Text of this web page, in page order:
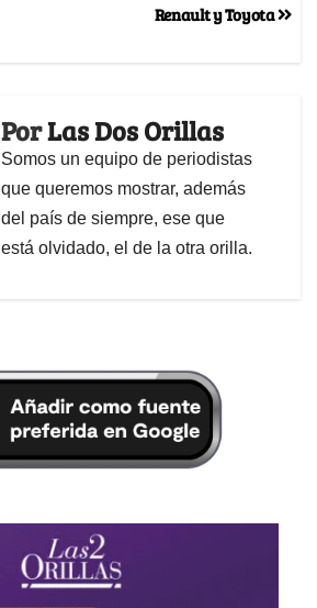
Renault y Toyota
PorLas Dos Orillas
Somos un equipo de periodistas
que queremos mostrar, además
del país de siempre, ese que
está olvidado, el de la otra orilla.